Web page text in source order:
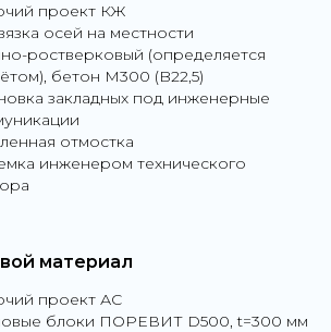
проект КЖ
осей на местности
ростверковый (определяется
бетон М300 (B22,5)
закладных под инженерные
отмостка
инженером технического
материал
проект АС
блоки ПОРЕВИТ D500, t=300 мм